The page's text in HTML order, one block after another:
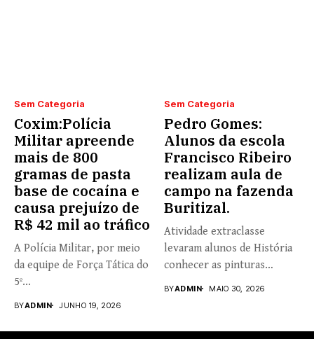
Sem Categoria
Coxim:Polícia
Militar apreende
mais de 800
gramas de pasta
base de cocaína e
causa prejuízo de
R$ 42 mil ao tráfico
A Polícia Militar, por meio
da equipe de Força Tática do
5º...
BYADMIN JUNHO 19, 2026
Sem Categoria
Pedro Gomes:
Alunos da escola
Francisco Ribeiro
realizam aula de
campo na fazenda
Buritizal.
Atividade extraclasse
levaram alunos de História
conhecer as pinturas
BYADMIN MAIO 30, 2026